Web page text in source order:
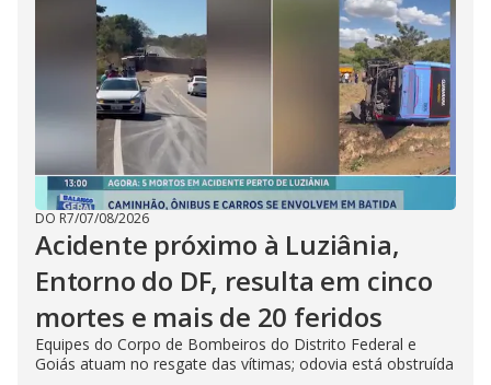
DO R7/07/08/2026
Acidente próximo à Luziânia,
Entorno do DF, resulta em cinco
mortes e mais de 20 feridos
Equipes do Corpo de Bombeiros do Distrito Federal e
Goiás atuam no resgate das vítimas; odovia está obstruída